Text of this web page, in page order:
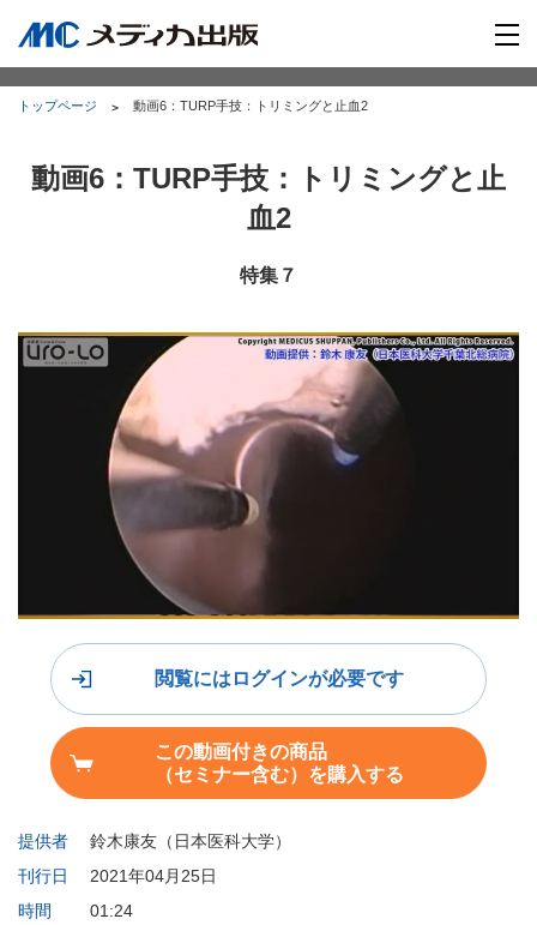
トップページ 動画6：TURP手技：トリミングと止血2
動画6：TURP手技：トリミングと止
血2
特集７
提供者
鈴木康友（日本医科大学）
刊行日
2021年04月25日
時間
01:24
閲覧にはログインが必要です
この動画付きの商品
（セミナー含む）を購入する